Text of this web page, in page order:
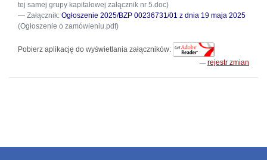
tej samej grupy kapitałowej załącznik nr 5.doc)
Załącznik: Ogłoszenie 2025/BZP 00236731/01 z dnia 19 maja 2025
(Ogłoszenie o zamówieniu.pdf)
Pobierz aplikację do wyświetlania załączników:
rejestr zmian